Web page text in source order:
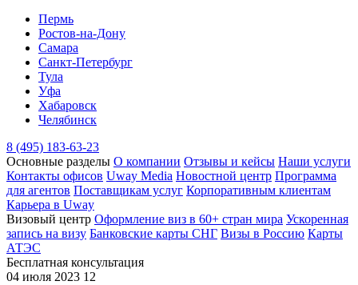
Пермь
Ростов-на-Дону
Самара
Санкт-Петербург
Тула
Уфа
Хабаровск
Челябинск
8 (495) 183-63-23
Основные разделы О компании Отзывы и кейсы Наши услуги
Контакты офисов Uway Media Новостной центр Программа
для агентов Поставщикам услуг Корпоративным клиентам
Карьера в Uway
Визовый центр Оформление виз в 60+ стран мира Ускоренная
запись на визу Банковские карты СНГ Визы в Россию Карты
АТЭС
Бесплатная консультация
04 июля 2023 12